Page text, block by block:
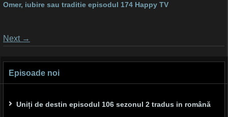
Omer, iubire sau traditie episodul 174 Happy TV
Posts
Next →
Episoade noi
Uniți de destin episodul 106 sezonul 2 tradus in română